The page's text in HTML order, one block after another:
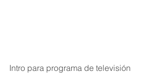
Intro para programa de televisión